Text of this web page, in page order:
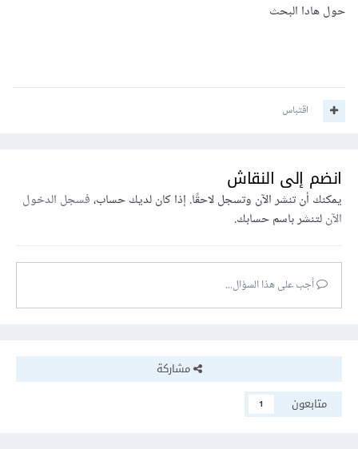
حول هادا البحث
اقتباس
انضم إلى النقاش
يمكنك أن تنشر الآن وتسجل لاحقًا. إذا كان لديك حساب،فسجل الدخول
الآنلتنشر باسم حسابك.
أجب على هذا السؤال...
مشاركة
متابعون
1